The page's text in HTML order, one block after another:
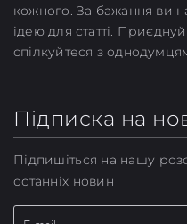
кожного. За бажання ви
ідею для статті.
спілкуйтеся з
Підписка на
Підпишіться на нашу
останніх новин